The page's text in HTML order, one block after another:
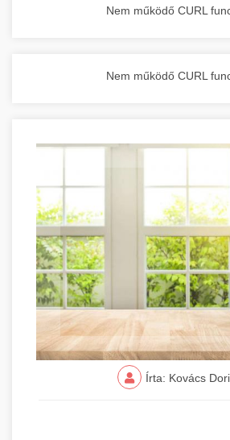
Nem működő CURL
Nem működő CURL
Írta: Kovács